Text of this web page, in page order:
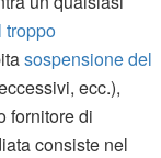
troppo
sospensione del
ecc.),
fornitore di
consiste nel